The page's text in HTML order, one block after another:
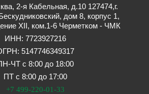
2-я Кабельная, д.10 127474,г.
дом 8, корпус 1,
XII, ком.1-6 Черметком - ЧМК
ИНН: 7723927216
5147746349317
ЧТ с 8:00 до 18:00
ПТ с 8:00 до 17:00
+7 499-220-01-33